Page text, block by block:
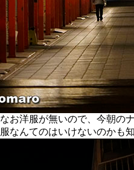
お洋服が無いので、今朝の
なんてのはいけないのかも